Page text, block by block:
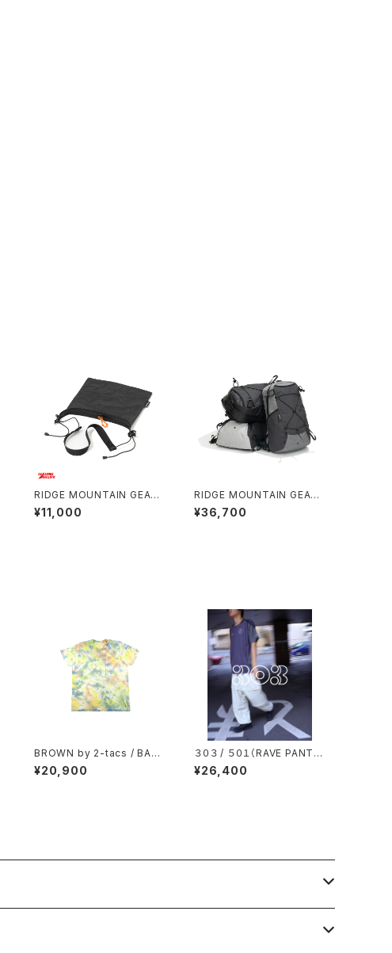
RIDGE MOUNTAIN GEAR /
SACOCHE
¥11,000
RIDGE MOUNTAIN GEAR /
ONE MILE TRIM
¥36,700
BROWN by 2-tacs / BAA
POCKET（TIE DYE）
¥20,900
３０３ / ５０１（RAVE PANT
S）
¥26,400